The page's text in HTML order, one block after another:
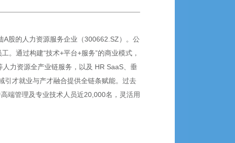
股的人力资源服务企业（300662.SZ）。公
。通过构建“技术+平台+服务”的商业模式，
力资源全产业链服务，以及 HR SaaS、垂
引才就业与产才融合提供全链条赋能。过去
端管理及专业技术人员近20,000名，灵活用